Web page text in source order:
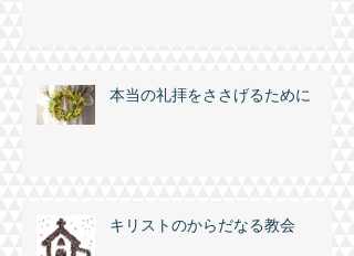
本当の礼拝をささげるために
キリストのからだなる教会